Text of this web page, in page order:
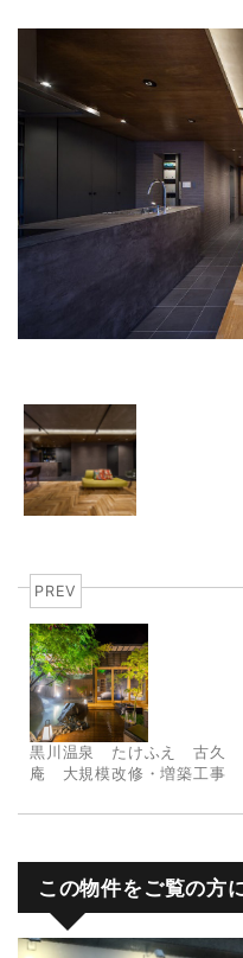
PREV
黒川温泉 たけふえ 古久
庵 大規模改修・増築工事
この物件をご覧の方